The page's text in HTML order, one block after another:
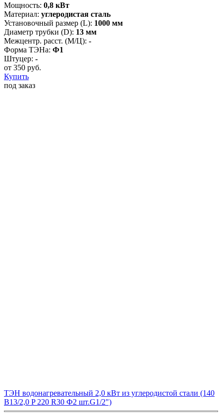
Мощность: 0,8 кВт
Материал: углеродистая сталь
Установочный размер (L): 1000 мм
Диаметр трубки (D): 13 мм
Межцентр. расст. (М/Ц): -
Форма ТЭНа: Ф1
Штуцер: -
от 350 руб.
Купить
под заказ
ТЭН водонагревательный 2,0 кВт из углеродистой стали (140
В13/2,0 P 220 R30 Ф2 шт.G1/2")